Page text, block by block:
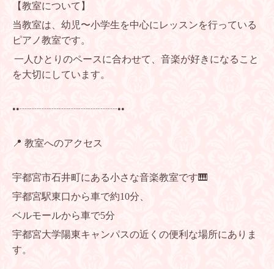
【教室について】
当教室は、幼児〜小学生を中心にレッスンを行っている
ピアノ教室です。
一人ひとりのペースに合わせて、音楽が好きになること
を大切にしています。
••┈┈┈┈┈┈┈┈┈┈••
📍 教室へのアクセス
宇都宮市石井町にある小さな音楽教室です🎹
宇都宮駅東口から車で約10分、
ベルモールから車で5分
宇都宮大学陽東キャンパスの近くの便利な場所にありま
す。